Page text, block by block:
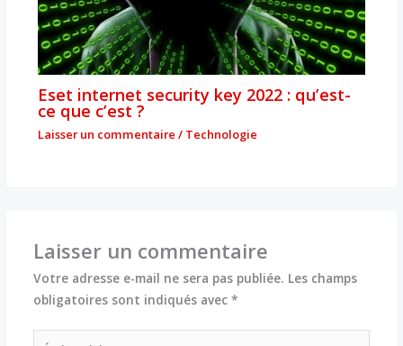
Eset internet security key 2022 : qu’est-
ce que c’est ?
Laisser un commentaire / Technologie
Laisser un commentaire
Votre adresse e-mail ne sera pas publiée. Les champs
obligatoires sont indiqués avec *
Écrivez